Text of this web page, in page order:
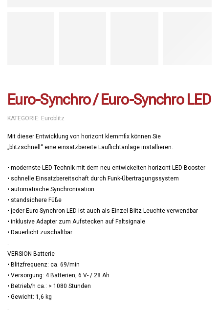
Euro-Synchro / Euro-Synchro LED
KATEGORIE: Euroblitz
Mit dieser Entwicklung von horizont klemmfix können Sie
„blitzschnell“ eine einsatzbereite Lauflichtanlage installieren.
• modernste LED-Technik mit dem neu entwickelten horizont LED-Booster
• schnelle Einsatzbereitschaft durch Funk-Übertragungssystem
• automatische Synchronisation
• standsichere Füße
• jeder Euro-Synchron LED ist auch als Einzel-Blitz-Leuchte verwendbar
• inklusive Adapter zum Aufstecken auf Faltsignale
• Dauerlicht zuschaltbar
.
VERSION Batterie
• Blitzfrequenz: ca. 69/min
• Versorgung: 4 Batterien, 6 V- / 28 Ah
• Betrieb/h ca.: > 1080 Stunden
• Gewicht: 1,6 kg
.